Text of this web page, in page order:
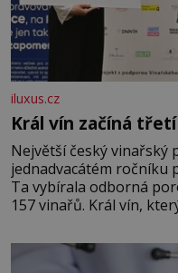
iluxus.cz
Král vín začíná
Největší český vinařský
jednadvacátém ročníku
Ta vybírala odborná
157 vinařů. Král